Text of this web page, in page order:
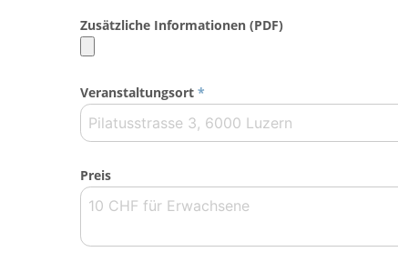
Zusätzliche Informationen (PDF)
Veranstaltungsort *
Preis